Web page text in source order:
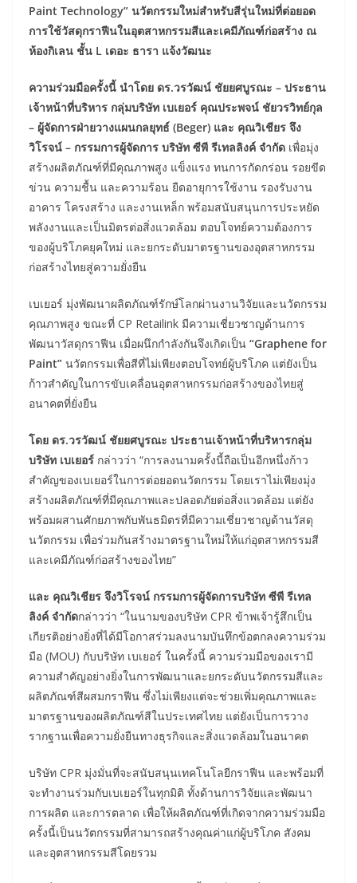
Paint Technology” นวัตกรรมใหม่สำหรับสีรุ่นใหม่ที่ต่อยอด
การใช้วัสดุกราฟีนในอุตสาหกรรมสีและเคมีภัณฑ์ก่อสร้าง ณ
ห้องกิเลน ชั้น L เดอะ ธารา แจ้งวัฒนะ
ความร่วมมือครั้งนี้ นำโดย ดร.วรวัฒน์ ชัยยศบูรณะ – ประธาน
เจ้าหน้าที่บริหาร กลุ่มบริษัท เบเยอร์ คุณประพจน์ ชัยวรวิทย์กุล
– ผู้จัดการฝ่ายวางแผนกลยุทธ์ (Beger) และ คุณวิเชียร จึง
วิโรจน์ – กรรมการผู้จัดการ บริษัท ซีพี รีเทลลิงค์ จำกัด เพื่อมุ่ง
สร้างผลิตภัณฑ์ที่มีคุณภาพสูง แข็งแรง ทนการกัดกร่อน รอยขีด
ข่วน ความชื้น และความร้อน ยืดอายุการใช้งาน รองรับงาน
อาคาร โครงสร้าง และงานเหล็ก พร้อมสนับสนุนการประหยัด
พลังงานและเป็นมิตรต่อสิ่งแวดล้อม ตอบโจทย์ความต้องการ
ของผู้บริโภคยุคใหม่ และยกระดับมาตรฐานของอุตสาหกรรม
ก่อสร้างไทยสู่ความยั่งยืน
เบเยอร์ มุ่งพัฒนาผลิตภัณฑ์รักษ์โลกผ่านงานวิจัยและนวัตกรรม
คุณภาพสูง ขณะที่ CP Retailink มีความเชี่ยวชาญด้านการ
พัฒนาวัสดุกราฟีน เมื่อผนึกกำลังกันจึงเกิดเป็น “Graphene for
Paint” นวัตกรรมเพื่อสีที่ไม่เพียงตอบโจทย์ผู้บริโภค แต่ยังเป็น
ก้าวสำคัญในการขับเคลื่อนอุตสาหกรรมก่อสร้างของไทยสู่
อนาคตที่ยั่งยืน
โดย ดร.วรวัฒน์ ชัยยศบูรณะ ประธานเจ้าหน้าที่บริหารกลุ่ม
บริษัท เบเยอร์ กล่าวว่า “การลงนามครั้งนี้ถือเป็นอีกหนึ่งก้าว
สำคัญของเบเยอร์ในการต่อยอดนวัตกรรม โดยเราไม่เพียงมุ่ง
สร้างผลิตภัณฑ์ที่มีคุณภาพและปลอดภัยต่อสิ่งแวดล้อม แต่ยัง
พร้อมผสานศักยภาพกับพันธมิตรที่มีความเชี่ยวชาญด้านวัสดุ
นวัตกรรม เพื่อร่วมกันสร้างมาตรฐานใหม่ให้แก่อุตสาหกรรมสี
และเคมีภัณฑ์ก่อสร้างของไทย”
และ คุณวิเชียร จึงวิโรจน์ กรรมการผู้จัดการบริษัท ซีพี รีเทล
ลิงค์ จำกัดกล่าวว่า “ในนามของบริษัท CPR ข้าพเจ้ารู้สึกเป็น
เกียรติอย่างยิ่งที่ได้มีโอกาสร่วมลงนามบันทึกข้อตกลงความร่วม
มือ (MOU) กับบริษัท เบเยอร์ ในครั้งนี้ ความร่วมมือของเรามี
ความสำคัญอย่างยิ่งในการพัฒนาและยกระดับนวัตกรรมสีและ
ผลิตภัณฑ์สีผสมกราฟีน ซึ่งไม่เพียงแต่จะช่วยเพิ่มคุณภาพและ
มาตรฐานของผลิตภัณฑ์สีในประเทศไทย แต่ยังเป็นการวาง
รากฐานเพื่อความยั่งยืนทางธุรกิจและสิ่งแวดล้อมในอนาคต
บริษัท CPR มุ่งมั่นที่จะสนับสนุนเทคโนโลยีกราฟีน และพร้อมที่
จะทำงานร่วมกับเบเยอร์ในทุกมิติ ทั้งด้านการวิจัยและพัฒนา
การผลิต และการตลาด เพื่อให้ผลิตภัณฑ์ที่เกิดจากความร่วมมือ
ครั้งนี้เป็นนวัตกรรมที่สามารถสร้างคุณค่าแก่ผู้บริโภค สังคม
และอุตสาหกรรมสีโดยรวม